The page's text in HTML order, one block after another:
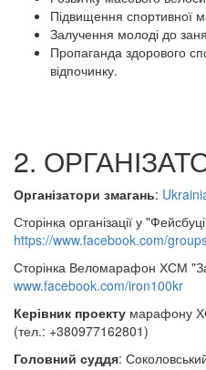
Підвищення спортивної
Залучення молоді до
Пропаганда здорового
відпочинку.
2.
Організатори змагань:
Сторінка організації у
https://www.facebook.com/
Сторінка Веломарафон ХСМ
www.facebook.com/iron100kr
Керівник проекту марафону
(тел.: +380977162801)
Головний суддя: